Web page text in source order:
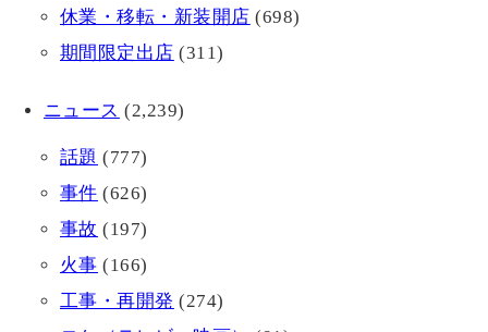
休業・移転・新装開店 (698)
期間限定出店 (311)
ニュース (2,239)
話題 (777)
事件 (626)
事故 (197)
火事 (166)
工事・再開発 (274)